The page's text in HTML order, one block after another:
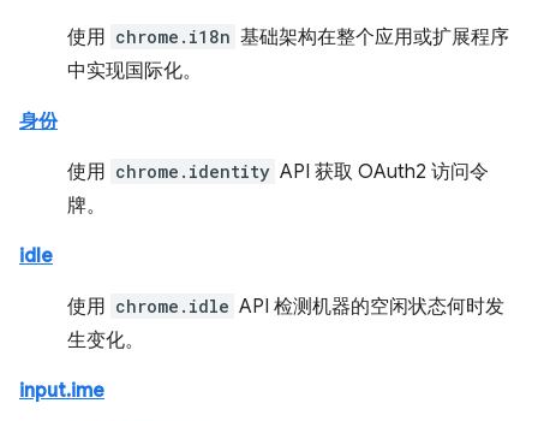
使用 chrome.i18n 基础架构在整个应用或扩展程序
中实现国际化。
身份
使用 chrome.identity API 获取 OAuth2 访问令
牌。
idle
使用 chrome.idle API 检测机器的空闲状态何时发
生变化。
input.ime